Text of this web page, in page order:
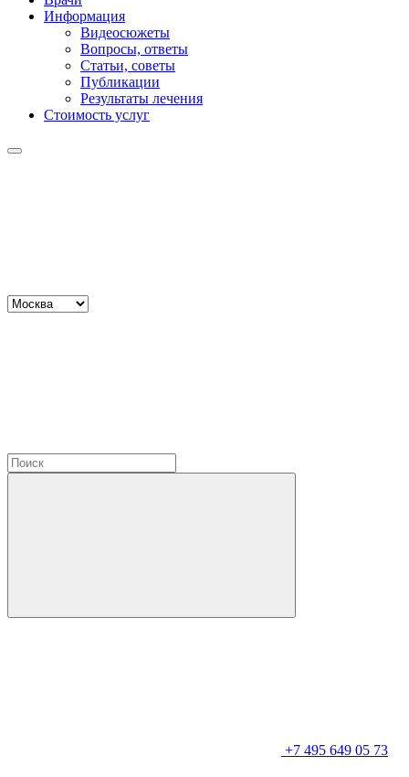
Информация
Видеосюжеты
Вопросы, ответы
Статьи, советы
Публикации
Результаты лечения
Стоимость услуг
+7 495 649 05 73